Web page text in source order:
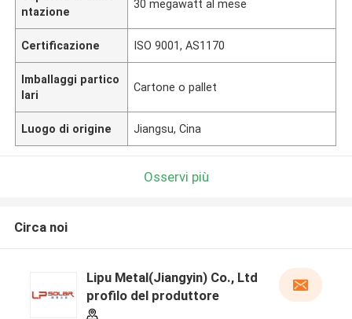
ntazione
30 megawatt al mese
Certificazione ISO 9001, AS1170
Imballaggi partico
lari
Cartone o pallet
Luogo di origine Jiangsu, Cina
Osservi più
Circa noi
Lipu Metal(Jiangyin) Co., Ltd
profilo del produttore